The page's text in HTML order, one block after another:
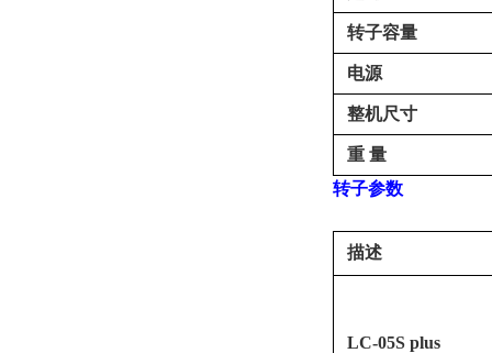
转子容量
电源
整机尺寸
重 量
转子参数
描述
LC-05S plus